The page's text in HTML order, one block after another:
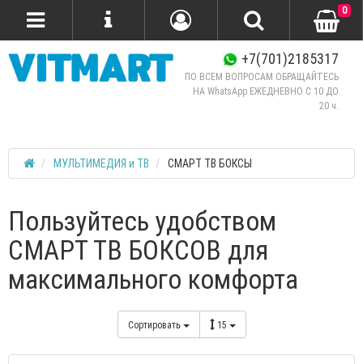
+7(701)2185317
ПО ВСЕМ ВОПРОСАМ ОБРАЩАЙТЕСЬ
НА WhatsApp ЕЖЕДНЕВНО C 10 ДО
20 ч.
0
МУЛЬТИМЕДИЯ и ТВ СМАРТ ТВ БОКСЫ
Пользуйтесь удобством
СМАРТ ТВ БОКСОВ для
максимального комфорта
Сортировать 15